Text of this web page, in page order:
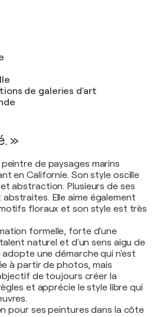
de galeries d'art
»
de paysages marins
en Californie. Son style oscille
abstraction. Plusieurs de ses
Elle aime également
floraux et son style est très
formelle, forte d'une
naturel et d'un sens aigu de
une démarche qui n'est
à partir de photos, mais
de toujours créer la
et apprécie le style libre qui
pour ses peintures dans la côte